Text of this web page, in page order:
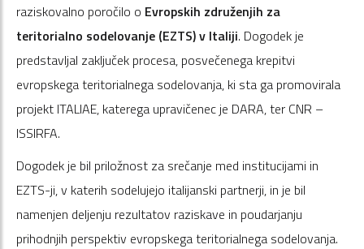
raziskovalno poročilo o Evropskih združenjih za
teritorialno sodelovanje (EZTS) v Italiji. Dogodek je
predstavljal zaključek procesa, posvečenega krepitvi
evropskega teritorialnega sodelovanja, ki sta ga promovirala
projekt ITALIAE, katerega upravičenec je DARA, ter CNR –
ISSIRFA.
Dogodek je bil priložnost za srečanje med institucijami in
EZTS-ji, v katerih sodelujejo italijanski partnerji, in je bil
namenjen deljenju rezultatov raziskave in poudarjanju
prihodnjih perspektiv evropskega teritorialnega sodelovanja.